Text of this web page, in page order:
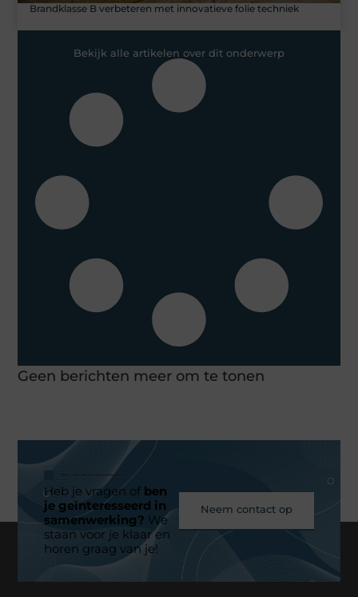
Brandklasse B verbeteren met innovatieve folie techniek
Bekijk alle artikelen over dit onderwerp
Geen berichten meer om te tonen
Heb je vragen ofben
je geïnteresseerd in
samenwerking? We
staan voor je klaar en
horen graag van je!
Neem contact op